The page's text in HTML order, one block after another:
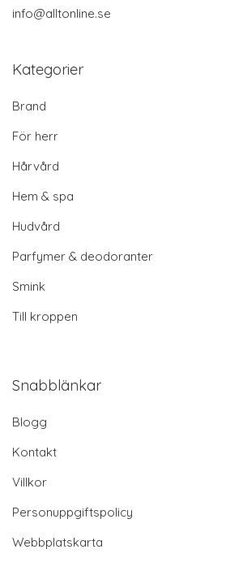
info@alltonline.se
Kategorier
Brand
För herr
Hårvård
Hem & spa
Hudvård
Parfymer & deodoranter
Smink
Till kroppen
Snabblänkar
Blogg
Kontakt
Villkor
Personuppgiftspolicy
Webbplatskarta